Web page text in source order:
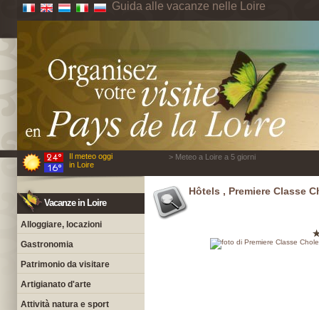
Guida alle vacanze nelle Loire
Il meteo oggi
in Loire
> Meteo a Loire a 5 giorni
Vacanze in Loire
Alloggiare, locazioni
Gastronomia
Patrimonio da visitare
Artigianato d'arte
Attività natura e sport
Hôtels , Premiere Classe